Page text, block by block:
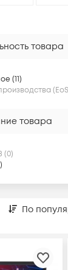
товара
(11)
товара
(0)
По